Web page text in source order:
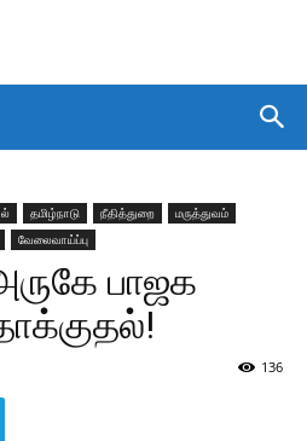
தமிழ்நாடு நீதித்துறை
மருத்துவம்
வேலைவாய்ப்பு
பாஜக
136